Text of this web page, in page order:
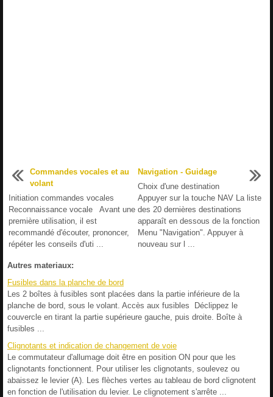
Commandes vocales et au
volant
Initiation commandes vocales
Reconnaissance vocale Avant une
première utilisation, il est
recommandé d'écouter, prononcer,
répéter les conseils d'uti ...
Navigation - Guidage
Choix d'une destination
Appuyer sur la touche NAV La liste
des 20 dernières destinations
apparaît en dessous de la fonction
Menu "Navigation". Appuyer à
nouveau sur l ...
Autres materiaux:
Fusibles dans la planche de bord
Les 2 boîtes à fusibles sont placées dans la partie inférieure de la
planche de bord, sous le volant. Accès aux fusibles Déclippez le
couvercle en tirant la partie supérieure gauche, puis droite. Boîte à
fusibles ...
Clignotants et indication de changement de voie
Le commutateur d'allumage doit être en position ON pour que les
clignotants fonctionnent. Pour utiliser les clignotants, soulevez ou
abaissez le levier (A). Les flèches vertes au tableau de bord clignotent
en fonction de l'utilisation du levier. Le clignotement s'arrête ...